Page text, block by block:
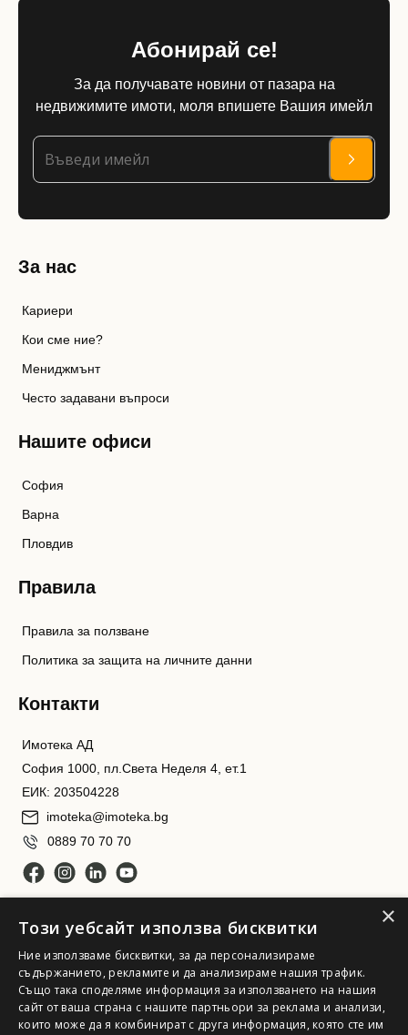
Абонирай се!
За да получавате новини от пазара на
недвижимите имоти, моля впишете Вашия имейл
За нас
Кариери
Кои сме ние?
Мениджмънт
Често задавани въпроси
Нашите офиси
София
Варна
Пловдив
Правила
Правила за ползване
Политика за защита на личните данни
Контакти
Имотека АД
София 1000, пл.Света Неделя 4, ет.1
ЕИК: 203504228
imoteka@imoteka.bg
0889 70 70 70
Имотека АД. Всички права запазени
×
Този уебсайт използва бисквитки
Ние използваме бисквитки, за да персонализираме
съдържанието, рекламите и да анализираме нашия трафик.
Също така споделяме информация за използването на нашия
сайт от ваша страна с нашите партньори за реклама и анализи,
които може да я комбинират с друга информация, която сте им